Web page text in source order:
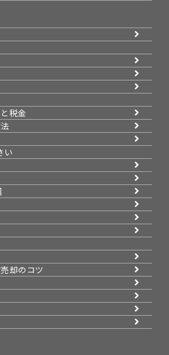
税金
い
却のコツ